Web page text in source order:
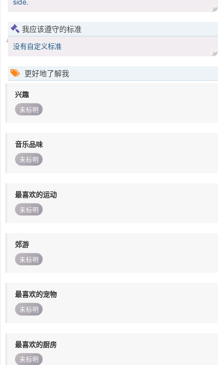
side.
我应该遵守的标准
没有自定义标准
更好地了解我
兴趣
未标明
音乐品味
未标明
最喜欢的运动
未标明
郊游
未标明
最喜欢的宠物
未标明
最喜欢的厨房
未标明